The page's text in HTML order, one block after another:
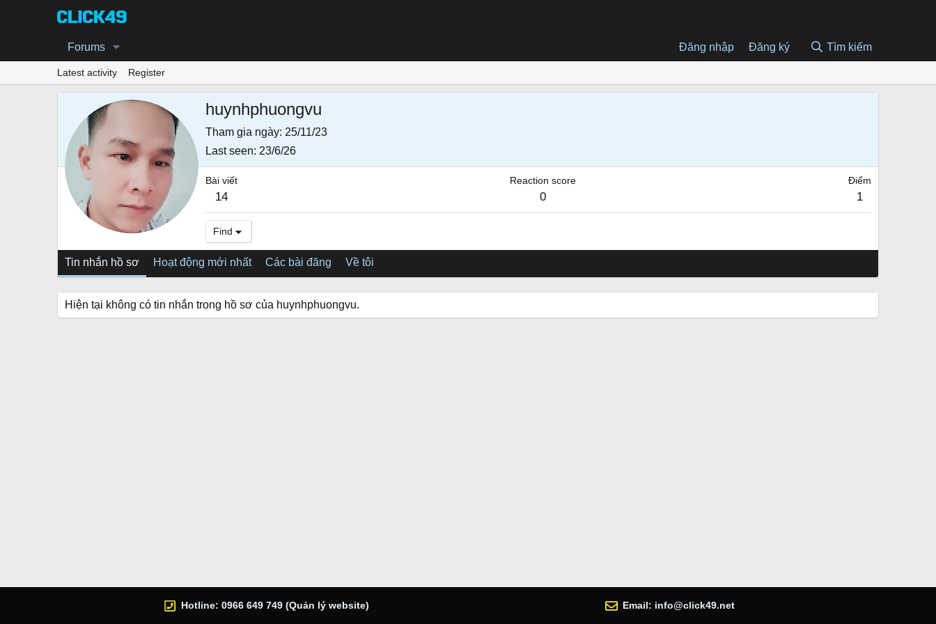
Forums Đăng nhập Đăng ký Tìm kiếm
Latest activity Register
huynhphuongvu
Tham gia ngày 25/11/23
Last seen 23/6/26
Bài viết
14
Reaction score
0
Điểm
1
Find
Tin nhắn hồ sơ Hoạt động mới nhất Các bài đăng Về tôi
Hiện tại không có tin nhắn trong hồ sơ của huynhphuongvu.
Hotline: 0966 649 749 (Quản lý website) Email: info@click49.net